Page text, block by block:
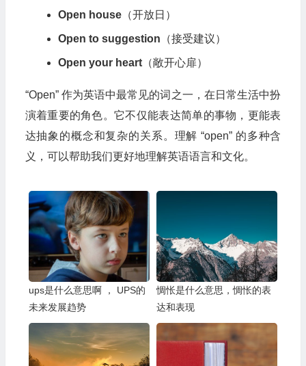
Open house（开放日）
Open to suggestion （接受建议）
Open your heart（敞开心扉）
“Open” 作为英语中最常见的词之一，在日常生活中扮
演着重要的角色。它不仅能表达简单的事物，更能表
达抽象的概念和复杂的关系。理解 “open” 的多种含
义，可以帮助我们更好地理解英语语言和文化。
ups是什么意思啊 ， UPS的
未来发展趋势
惆怅是什么意思，惆怅的表
达和表现